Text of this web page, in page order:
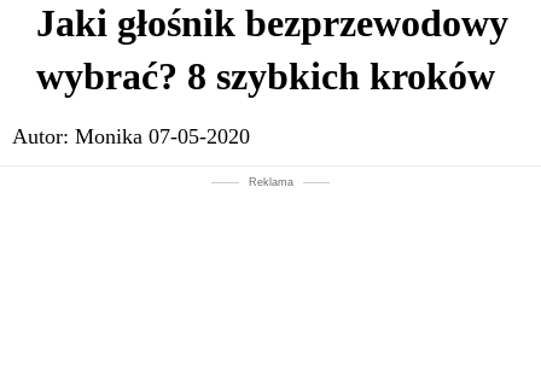
Jaki głośnik bezprzewodowy
wybrać? 8 szybkich kroków
Autor: Monika 07-05-2020
Reklama